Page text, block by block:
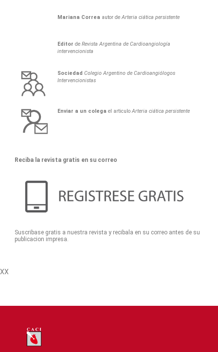
Mariana Correa autor deArteria ciática persistente
Editor deRevista Argentina de Cardioangiología
intervencionista
Sociedad Colegio Argentino de Cardioangiólogos
Intervencionistas
Enviar a un colega el articuloArteria ciática persistente
Reciba la revista gratis en su correo
Suscribase gratis a nuestra revista y recibala en su correo antes de su
publicacion impresa.
XX